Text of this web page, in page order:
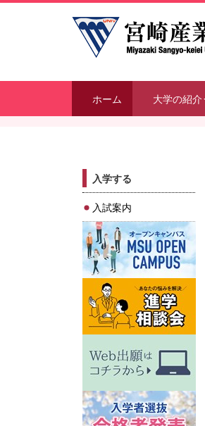
ホーム 大学の紹介
入学する
入試案内